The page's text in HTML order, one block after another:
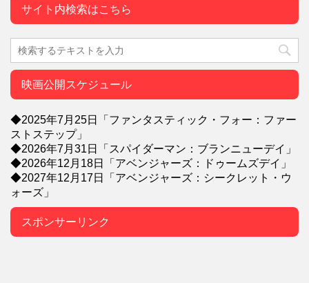
サイト内検索はこちら
映画公開スケジュール
◆2025年7月25日「ファンタスティック・フォー：ファー
ストステップ」
◆2026年7月31日「スパイダーマン：ブランニューデイ」
◆2026年12月18日「アベンジャーズ：ドゥームズデイ」
◆2027年12月17日「アベンジャーズ：シークレット・ウ
ォーズ」
スポンサーリンク